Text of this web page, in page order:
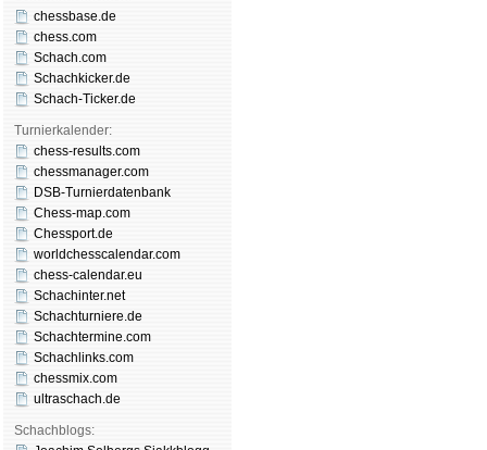
chessbase.de
chess.com
Schach.com
Schachkicker.de
Schach-Ticker.de
Turnierkalender:
chess-results.com
chessmanager.com
DSB-Turnierdatenbank
Chess-map.com
Chessport.de
worldchesscalendar.com
chess-calendar.eu
Schachinter.net
Schachturniere.de
Schachtermine.com
Schachlinks.com
chessmix.com
ultraschach.de
Schachblogs: